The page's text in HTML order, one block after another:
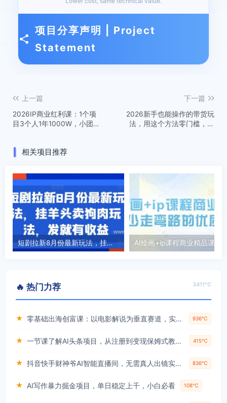
项目分享声明 | Project
Statement
上一篇
2026IP商业红利课：1个项
目3个人1年1000W，小团队
下一篇
2026新手也能操作的带货玩
法，用这个方法零门槛，轻
相关项目推荐
短剧拉新8月份最新玩法，挂羊头卖狗肉玩法，发就有收益
🔥 热门力荐 3411℃
★ 零基础出海创富课：以电影解说为垂直赛道，实现不出国门赚美金的目标 936℃
★ 一节课了解AI头条项目，从注册到变现保姆式教学，零基础可以操作【揭秘】 415℃
★ 抖音快手财神爷AI智能直播间，无需真人出镜实时互动，不封号礼物打赏赚到手软 836℃
★ AI写作暴力掘金项目，单日稳定上千，小白必看 108℃